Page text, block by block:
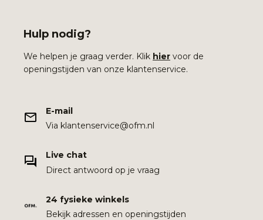
Hulp nodig?
We helpen je graag verder. Klik hier voor de
openingstijden van onze klantenservice.
E-mail
Via klantenservice@ofm.nl
Live chat
Direct antwoord op je vraag
24 fysieke winkels
Bekijk adressen en openingstijden